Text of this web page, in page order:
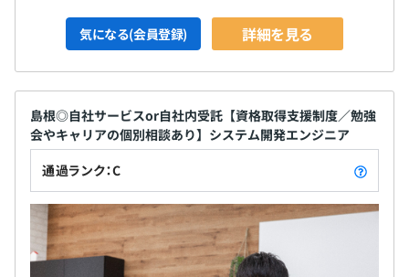
全社247名
∟所属部署：143名（平均38歳）
◎部門定着率：97%
気になる(会員登録) 詳細を見る
島根◎自社サービスor自社内受託【資格取得支援制度／勉強
会やキャリアの個別相談あり】システム開発エンジニア
通過ランク：C